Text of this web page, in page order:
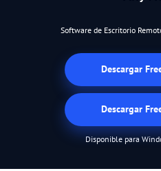
Software de Escritorio
Descargar
Descargar
Disponible para